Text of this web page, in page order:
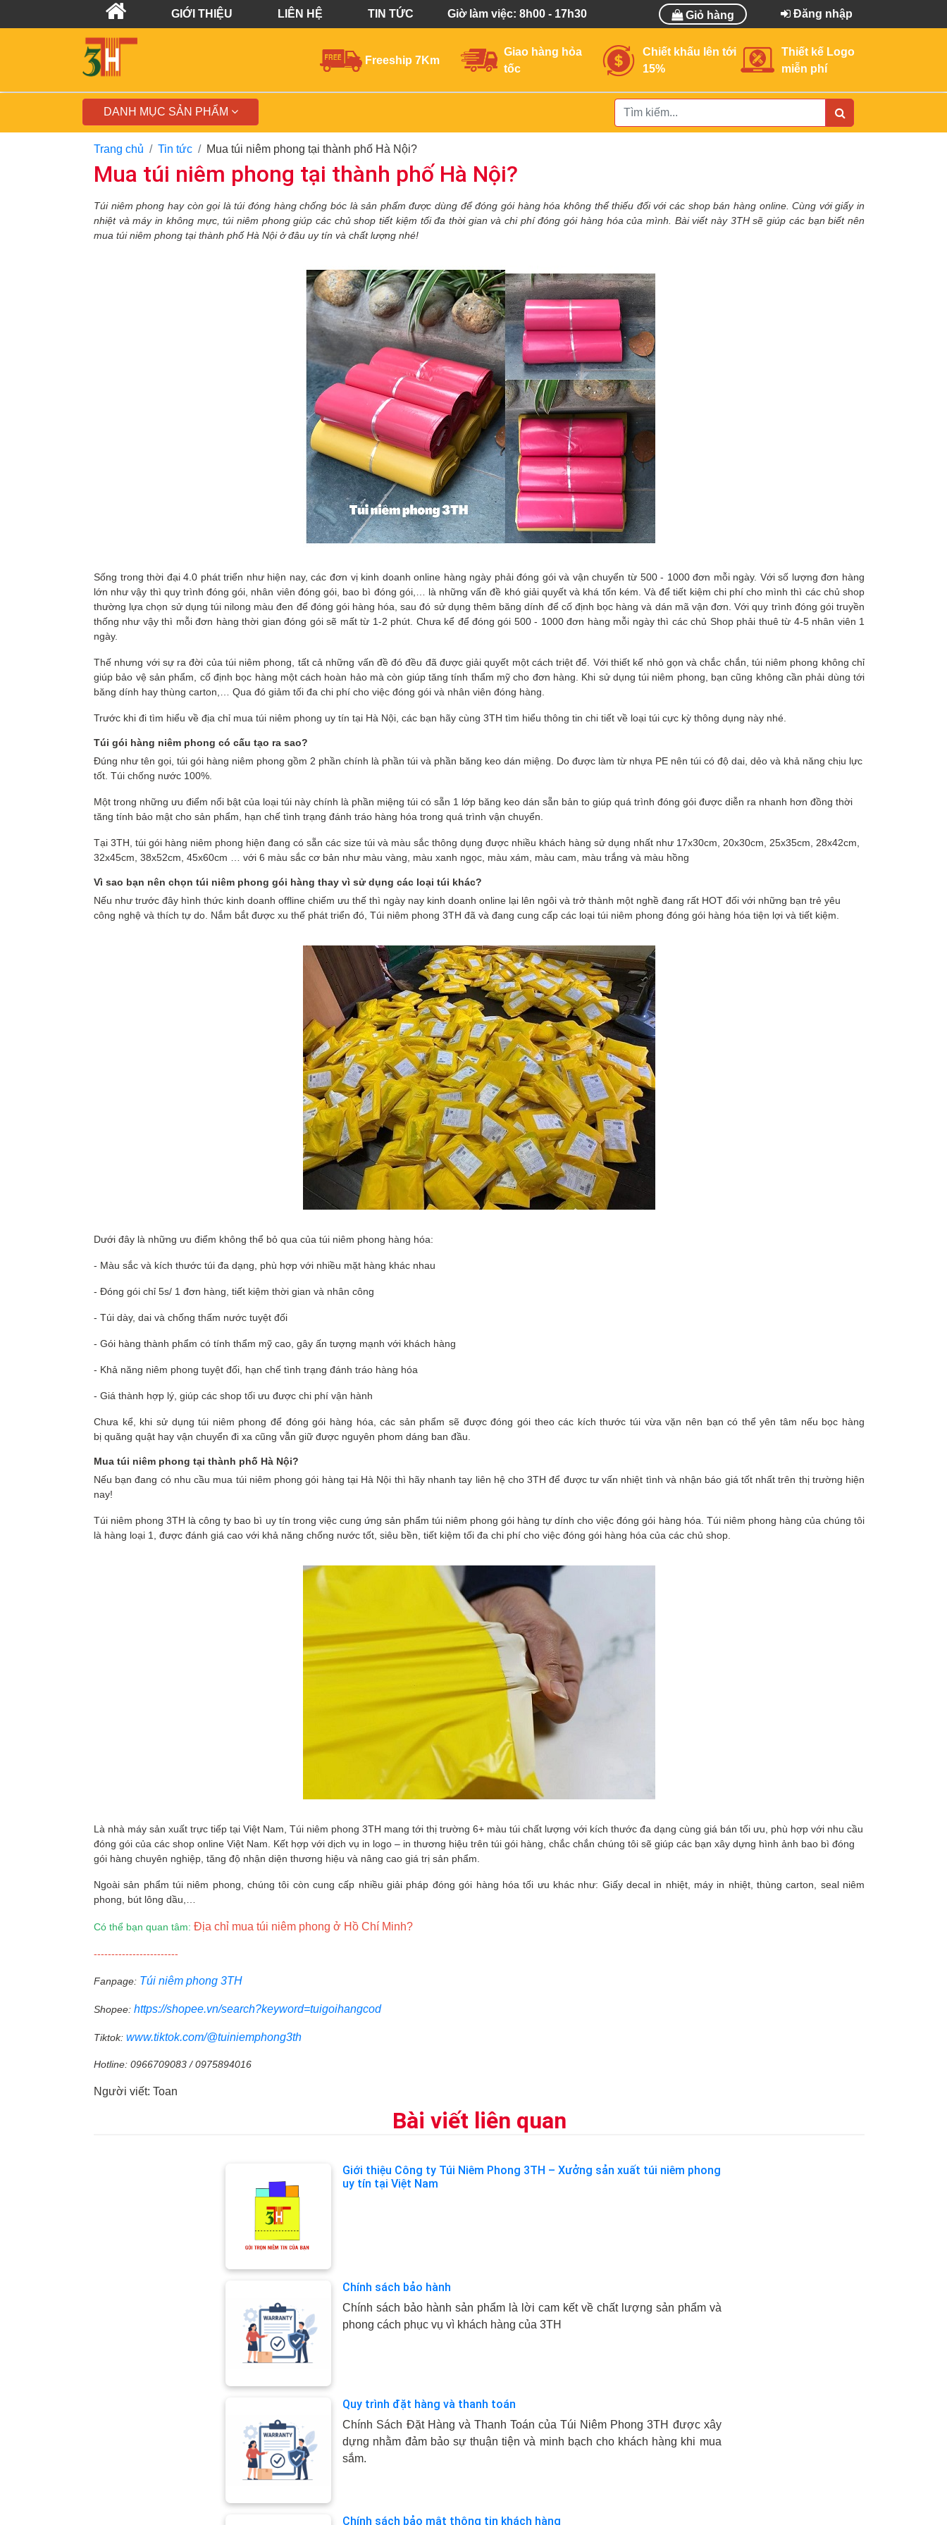
GIỚI THIỆU LIÊN HỆ TIN TỨC Giờ làm việc: 8h00 - 17h30 Giỏ hàng Đăng nhập
Freeship 7Km
Giao hàng hỏa
tốc
Chiết khấu lên tới
15%
Thiết kế Logo
miễn phí
DANH MỤC SẢN PHẨM
Trang chủ Tin tức Mua túi niêm phong tại thành phố Hà Nội?
Mua túi niêm phong tại thành phố Hà Nội?
Túi niêm phong hay còn gọi làtúi đóng hàng chống bóc là sản phẩmđược dùng đểđóng gói hànghóa không thể thiếu đốivới các shop bán hàng online. Cùng với giấy in
nhiệt và máy in không mực, túi niêm phong giúp các chủshop tiết kiệm tối đa thời gian và chi phí đóng gói hàng hóa của mình. Bài viết này 3TH sẽ giúp các bạn biết nên
mua túi niêm phong tại thành phố Hà Nội ở đâu uy tín và chất lượng nhé!
Sống trong thời đại 4.0 phát triển như hiện nay, các đơn vị kinh doanh online hàng ngày phải đóng gói và vận chuyển từ 500 - 1000 đơn mỗi ngày. Với số lượng đơn hàng
lớn như vậy thì quy trình đóng gói, nhân viên đóng gói, bao bì đóng gói,… là những vấn đề khó giải quyết và khá tốn kém. Và để tiết kiệm chi phí cho mình thì các chủ shop
thường lựa chọn sử dụng túi nilong màu đen để đóng gói hàng hóa, sau đó sử dụng thêm băng dính để cố định bọc hàng và dán mã vận đơn. Với quy trình đóng gói truyền
thống như vậy thì mỗi đơn hàng thời gian đóng gói sẽ mất từ 1-2 phút. Chưa kể để đóng gói 500 - 1000 đơn hàng mỗi ngày thì các chủ Shop phải thuê từ 4-5 nhân viên 1
ngày.
Thế nhưng với sự ra đời của túi niêm phong, tất cả những vấn đề đó đều đã được giải quyết một cách triệt để. Với thiết kế nhỏ gọn và chắc chắn, túi niêm phong không chỉ
giúp bảo vệ sản phẩm, cố định bọc hàng một cách hoàn hảo mà còn giúp tăng tính thẩm mỹ cho đơn hàng. Khi sử dụng túi niêm phong, bạn cũng không cần phải dùng tới
băng dính hay thùng carton,… Qua đó giảm tối đa chi phí cho việc đóng gói và nhân viên đóng hàng.
Trước khi đi tìm hiểu về địa chỉ mua túi niêm phong uy tín tại Hà Nội, các bạn hãy cùng 3TH tìm hiểu thông tin chi tiết về loại túi cực kỳ thông dụng này nhé.
Túi gói hàng niêm phong có cấu tạo ra sao?
Đúng như tên gọi, túi gói hàng niêm phong gồm 2 phần chính là phần túi và phần băng keo dán miệng. Do được làm từ nhựa PE nên túi có độ dai, dẻo và khả năng chịu lực
tốt. Túi chống nước 100%.
Một trong những ưu điểm nổi bật của loại túi này chính là phần miệng túi có sẵn 1 lớp băng keo dán sẵn bản to giúp quá trình đóng gói được diễn ra nhanh hơn đồng thời
tăng tính bảo mật cho sản phẩm, hạn chế tình trạng đánh tráo hàng hóa trong quá trình vận chuyển.
Tại 3TH, túi gói hàng niêm phong hiện đang có sẵn các size túi và màu sắc thông dụng được nhiều khách hàng sử dụng nhất như 17x30cm, 20x30cm, 25x35cm, 28x42cm,
32x45cm, 38x52cm, 45x60cm … với 6 màu sắc cơ bản như màu vàng, màu xanh ngọc, màu xám, màu cam, màu trắng và màu hồng
Vì sao bạn nên chọn túi niêm phong gói hàng thay vì sử dụng các loại túi khác?
Nếu như trước đây hình thức kinh doanh offline chiếm ưu thế thì ngày nay kinh doanh online lại lên ngôi và trở thành một nghề đang rất HOT đối với những bạn trẻ yêu
công nghệ và thích tự do. Nắm bắt được xu thế phát triển đó, Túi niêm phong 3TH đã và đang cung cấp các loại túi niêm phong đóng gói hàng hóa tiện lợi và tiết kiệm.
Dưới đây là những ưu điểm không thể bỏ qua của túi niêm phong hàng hóa:
- Màu sắc và kích thước túi đa dạng, phù hợp với nhiều mặt hàng khác nhau
- Đóng gói chỉ 5s/ 1 đơn hàng, tiết kiệm thời gian và nhân công
- Túi dày, dai và chống thấm nước tuyệt đối
- Gói hàng thành phẩm có tính thẩm mỹ cao, gây ấn tượng mạnh với khách hàng
- Khả năng niêm phong tuyệt đối, hạn chế tình trạng đánh tráo hàng hóa
- Giá thành hợp lý, giúp các shop tối ưu được chi phí vận hành
Chưa kể, khi sử dụng túi niêm phong để đóng gói hàng hóa, các sản phẩm sẽ được đóng gói theo các kích thước túi vừa vặn nên bạn có thể yên tâm nếu bọc hàng
bị quăng quật hay vận chuyển đi xa cũng vẫn giữ được nguyên phom dáng ban đầu.
Mua túi niêm phong tại thành phố Hà Nội?
Nếu bạn đang có nhu cầu mua túi niêm phong gói hàng tại Hà Nội thì hãy nhanh tay liên hệ cho 3TH để được tư vấn nhiệt tình và nhận báo giá tốt nhất trên thị trường hiện
nay!
Túi niêm phong 3TH là công ty bao bì uy tín trong việc cung ứng sản phẩm túi niêm phong gói hàng tự dính cho việc đóng gói hàng hóa. Túi niêm phong hàng của chúng tôi
là hàng loại 1, được đánh giá cao với khả năng chống nước tốt, siêu bền, tiết kiệm tối đa chi phí cho việc đóng gói hàng hóa của các chủ shop.
Là nhà máy sản xuất trực tiếp tại Việt Nam, Túi niêm phong 3TH mang tới thị trường 6+ màu túi chất lượng với kích thước đa dạng cùng giá bán tối ưu, phù hợp với nhu cầu
đóng gói của các shop online Việt Nam. Kết hợp với dịch vụ in logo – in thương hiệu trên túi gói hàng, chắc chắn chúng tôi sẽ giúp các bạn xây dựng hình ảnh bao bì đóng
gói hàng chuyên nghiệp, tăng độ nhận diện thương hiệu và nâng cao giá trị sản phẩm.
Ngoài sản phẩm túi niêm phong, chúng tôi còn cung cấp nhiều giải pháp đóng gói hàng hóa tối ưu khác như: Giấy decal in nhiệt, máy in nhiệt, thùng carton, seal niêm
phong, bút lông dầu,…
Có thể bạn quan tâm: Địa chỉ mua túi niêm phong ở Hồ Chí Minh?
------------------------
Fanpage: Túi niêm phong 3TH
Shopee: https://shopee.vn/search?keyword=tuigoihangcod
Tiktok: www.tiktok.com/@tuiniemphong3th
Hotline: 0966709083 / 0975894016
Người viết: Toan
Bài viết liên quan
Giới thiệu Công ty Túi Niêm Phong 3TH – Xưởng sản xuất túi niêm phong
uy tín tại Việt Nam
Chính sách bảo hành
Chính sách bảo hành sản phẩm là lời cam kết về chất lượng sản phẩm và
phong cách phục vụ vì khách hàng của 3TH
Quy trình đặt hàng và thanh toán
Chính Sách Đặt Hàng và Thanh Toán của Túi Niêm Phong 3TH được xây
dựng nhằm đảm bảo sự thuận tiện và minh bạch cho khách hàng khi mua
sắm.
Chính sách bảo mật thông tin khách hàng